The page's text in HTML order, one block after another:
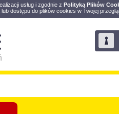
usług i zgodnie z Polityką Plików
dostępu do plików cookies w Twojej